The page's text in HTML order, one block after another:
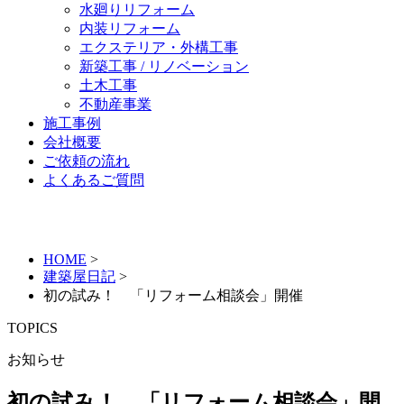
水廻りリフォーム
内装リフォーム
エクステリア・外構工事
新築工事 / リノベーション
土木工事
不動産事業
施工事例
会社概要
ご依頼の流れ
よくあるご質問
HOME >
建築屋日記 >
初の試み！ 「リフォーム相談会」開催
TOPICS
お知らせ